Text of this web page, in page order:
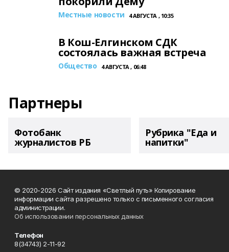
Местные новости 4 АВГУСТА , 10:35
В Кош-Елгинском СДК
состоялась важная встреча
Общество 4 АВГУСТА , 06:48
Партнеры
Фотобанк
журналистов РБ
Рубрика "Еда и
напитки"
© 2020-2026 Сайт издания «Светлый путь» Копирование
информации сайта разрешено только с письменного согласия
администрации.
Об использовании персональных данных
Телефон
8(34743) 2-11-92